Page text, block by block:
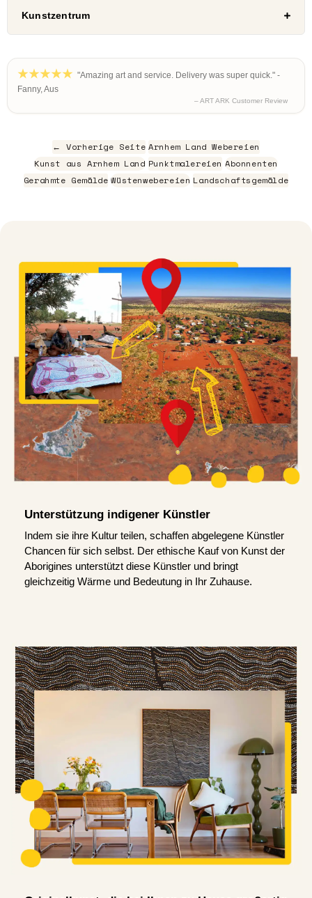
Kunstzentrum
"Amazing art and service. Delivery was super quick." -
Fanny, Aus
– ART ARK Customer Review
← Vorherige Seite Arnhem Land Webereien
Kunst aus Arnhem Land Punktmalereien Abonnenten
Gerahmte Gemälde Wüstenwebereien Landschaftsgemälde
Unterstützung indigener Künstler
Indem sie ihre Kultur teilen, schaffen abgelegene Künstler
Chancen für sich selbst. Der ethische Kauf von Kunst der
Aborigines unterstützt diese Künstler und bringt
gleichzeitig Wärme und Bedeutung in Ihr Zuhause.